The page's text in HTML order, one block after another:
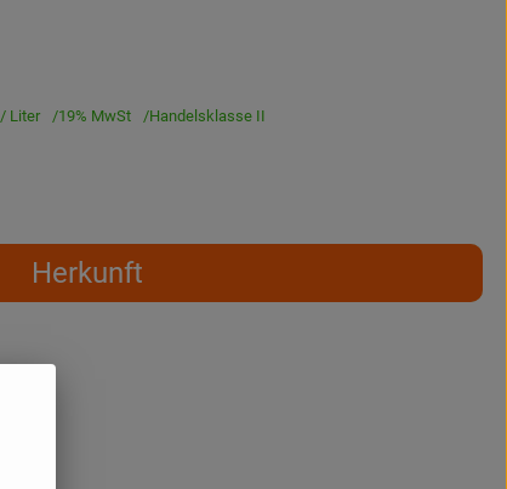
/ Liter 19% MwSt Handelsklasse II
Herkunft